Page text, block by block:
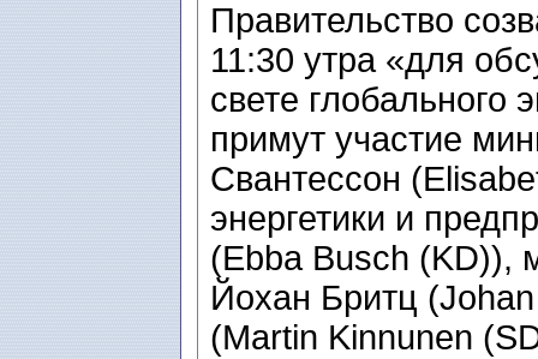
Правительство
11:30 утра «для
свете глобального
примут участие
Свантессон
энергетики и
(Ebba Busch (KD)),
Йохан Бритц
(Martin Kinnunen